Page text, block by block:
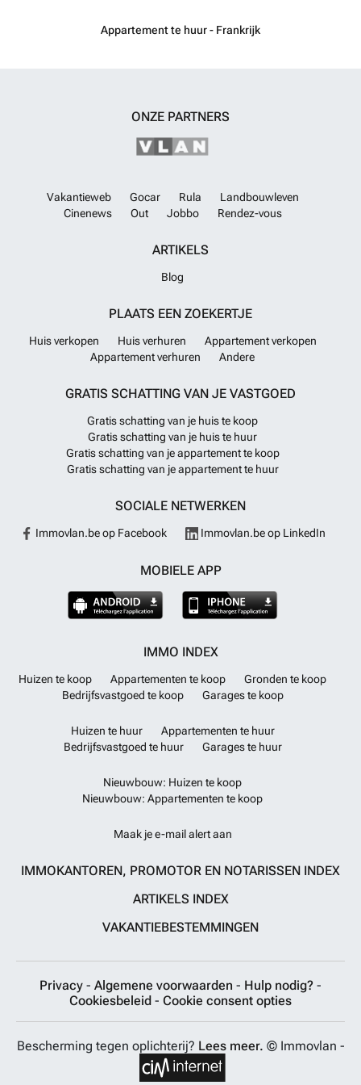
Appartement te huur - Frankrijk
ONZE PARTNERS
Vakantieweb Gocar Rula
Landbouwleven
Cinenews
Out Jobbo Rendez-vous
ARTIKELS
Blog
PLAATS EEN ZOEKERTJE
Huis verkopen Huis verhuren
Appartement verkopen
Appartement verhuren
Andere
GRATIS SCHATTING VAN JE VASTGOED
Gratis schatting van je huis te koop
Gratis schatting van je huis te huur
Gratis schatting van je appartement te koop
Gratis schatting van je appartement te huur
SOCIALE NETWERKEN
Immovlan.be op Facebook Immovlan.be op LinkedIn
MOBIELE APP
IMMO INDEX
Huizen te koop Appartementen te koop
Gronden te koop
Bedrijfsvastgoed te koop
Garages te koop
Huizen te huur
Appartementen te huur
Bedrijfsvastgoed te huur
Garages te huur
Nieuwbouw: Huizen te koop
Nieuwbouw: Appartementen te koop
Maak je e-mail alert aan
IMMOKANTOREN, PROMOTOR EN NOTARISSEN INDEX
ARTIKELS INDEX
VAKANTIEBESTEMMINGEN
Privacy - Algemene voorwaarden - Hulp nodig? -
Cookiesbeleid - Cookie consent opties
Bescherming tegen oplichterij? Lees meer. © Immovlan -